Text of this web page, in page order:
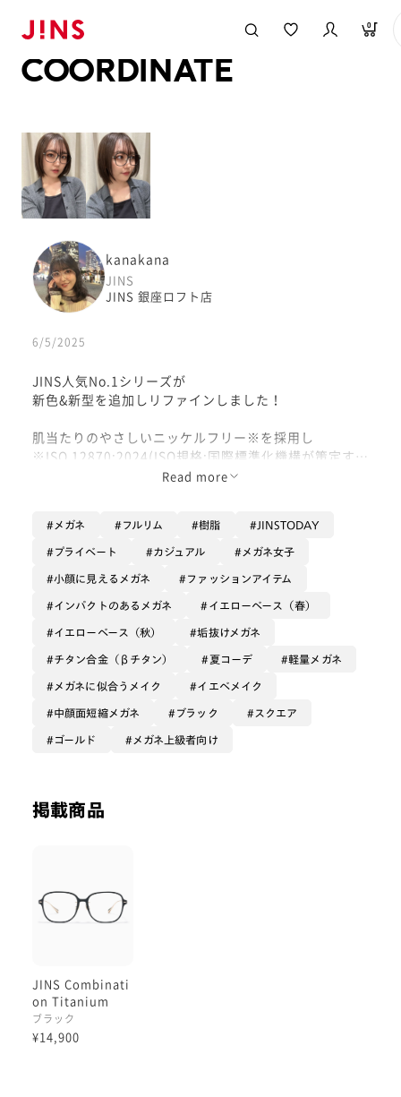
0
COORDINATE
kanakana
JINS
JINS 銀座ロフト店
6/5/2025
JINS人気No.1シリーズが
新色&新型を追加しリファインしました！
肌当たりのやさしいニッケルフリー※を採用し
※ISO 12870:2024(ISO規格:国際標準化機構が策定する
ぜひお試しください◎
Read more
メガネ フルリム 樹脂 JINSTODAY
プライベート カジュアル メガネ女子
小顔に見えるメガネ ファッションアイテム
インパクトのあるメガネ イエローベース（春）
イエローベース（秋） 垢抜けメガネ
チタン合金（βチタン） 夏コーデ 軽量メガネ
メガネに似合うメイク イエベメイク
中顔面短縮メガネ ブラック スクエア
ゴールド メガネ上級者向け
掲載商品
JINS Combinati
on Titanium
［中顔面短縮メガ
ネ］
ブラック
¥14,900